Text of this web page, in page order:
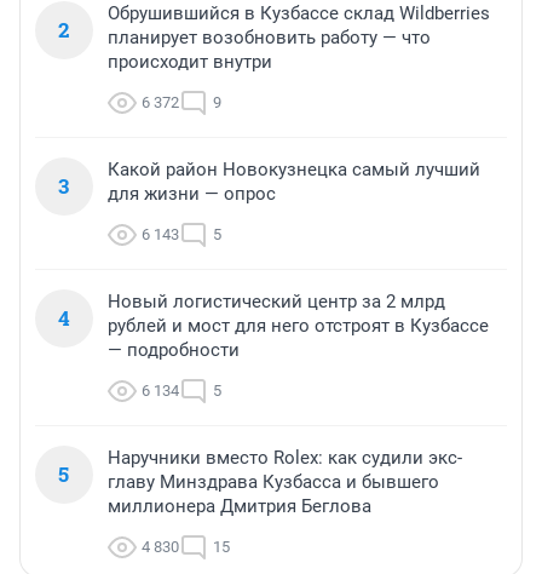
2
Обрушившийся в Кузбассе склад Wildberries
планирует возобновить работу — что
происходит внутри
6 372 9
3
Какой район Новокузнецка самый лучший
для жизни — опрос
6 143 5
4
Новый логистический центр за 2 млрд
рублей и мост для него отстроят в Кузбассе
— подробности
6 134 5
5
Наручники вместо Rolex: как судили экс-
главу Минздрава Кузбасса и бывшего
миллионера Дмитрия Беглова
4 830 15